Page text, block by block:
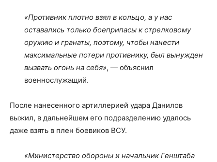
«Противник плотно взял в кольцо, а у нас
оставались только боеприпасы к стрелковому
оружию и гранаты, поэтому, чтобы нанести
максимальные потери противнику, был вынужден
вызвать огонь на себя», — объяснил
военнослужащий.
После нанесенного артиллерией удара Данилов
выжил, в дальнейшем его подразделению удалось
даже взять в плен боевиков ВСУ.
«Министерство обороны и начальник Генштаба